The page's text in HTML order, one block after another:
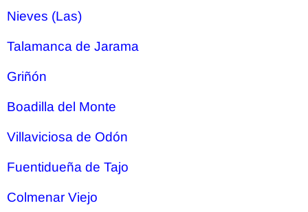
Nieves (Las)
Talamanca de Jarama
Griñón
Boadilla del Monte
Villaviciosa de Odón
Fuentidueña de Tajo
Colmenar Viejo